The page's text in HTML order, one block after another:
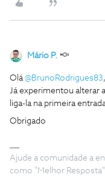
Mário P.
Olá@BrunoRodrigues83,
Já experimentou alterar
liga-la na primeira
Obrigado
Ajude a comunidade a
como "Melhor